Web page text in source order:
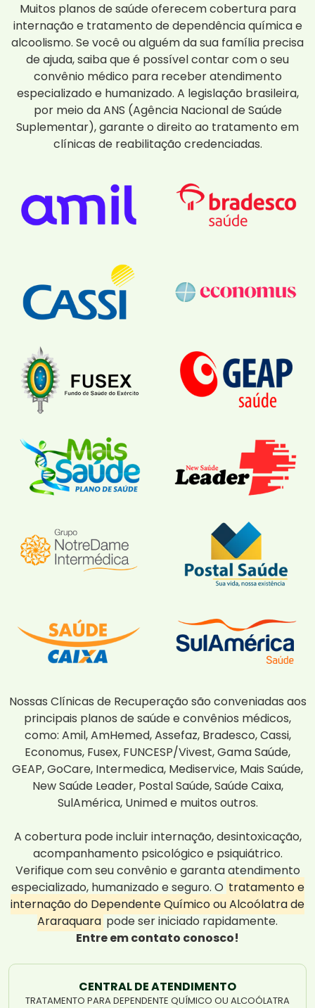
Muitos planos de saúde oferecem cobertura para
internação e tratamento de dependência química e
alcoolismo. Se você ou alguém da sua família precisa
de ajuda, saiba que é possível contar com o seu
convênio médico para receber atendimento
especializado e humanizado. A legislação brasileira,
por meio da ANS (Agência Nacional de Saúde
Suplementar), garante o direito ao tratamento em
clínicas de reabilitação credenciadas.
Nossas Clínicas de Recuperação são conveniadas aos
principais planos de saúde e convênios médicos,
como: Amil, AmHemed, Assefaz, Bradesco, Cassi,
Economus, Fusex, FUNCESP/Vivest, Gama Saúde,
GEAP, GoCare, Intermedica, Mediservice, Mais Saúde,
New Saúde Leader, Postal Saúde, Saúde Caixa,
SulAmérica, Unimed e muitos outros.
A cobertura pode incluir internação, desintoxicação,
acompanhamento psicológico e psiquiátrico.
Verifique com seu convênio e garanta atendimento
especializado, humanizado e seguro. O tratamento e
internação do Dependente Químico ou Alcoólatra de
Araraquara pode ser iniciado rapidamente.
Entre em contato conosco!
CENTRAL DE ATENDIMENTO
TRATAMENTO PARA DEPENDENTE QUÍMICO OU ALCOÓLATRA